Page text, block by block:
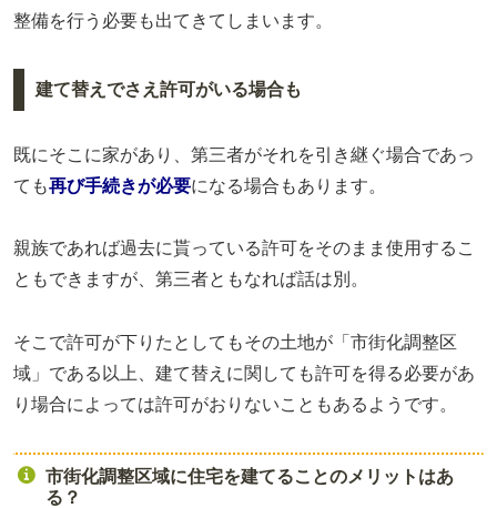
整備を行う必要も出てきてしまいます。
建て替えでさえ許可がいる場合も
既にそこに家があり、第三者がそれを引き継ぐ場合であっ
ても再び手続きが必要になる場合もあります。
親族であれば過去に貰っている許可をそのまま使用するこ
ともできますが、第三者ともなれば話は別。
そこで許可が下りたとしてもその土地が「市街化調整区
域」である以上、建て替えに関しても許可を得る必要があ
り場合によっては許可がおりないこともあるようです。
市街化調整区域に住宅を建てることのメリットはあ
る？